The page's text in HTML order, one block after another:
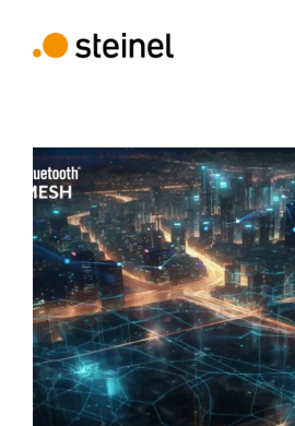
Búsqueda
Introducir el término de búsqueda